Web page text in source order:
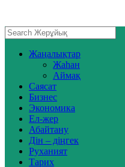
Жаңалықтар
Жаһан
Аймақ
Саясат
Бизнес
Экономика
Ел-жер
Абайтану
Дін – діңгек
Руханият
Тарих